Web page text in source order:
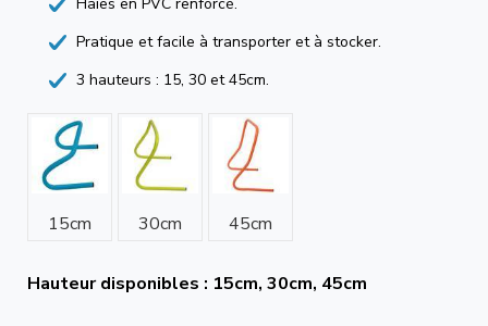
Pratique et facile à transporter et à stocker.
3 hauteurs : 15, 30 et 45cm.
15cm 30cm 45cm
Hauteur disponibles : 15cm, 30cm, 45cm